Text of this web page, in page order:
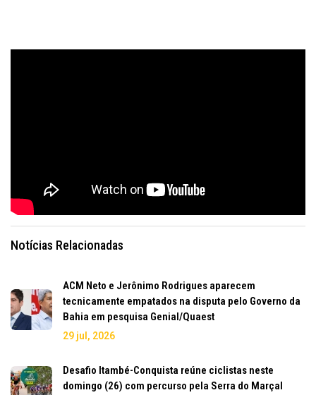
Notícias Relacionadas
ACM Neto e Jerônimo Rodrigues aparecem
tecnicamente empatados na disputa pelo Governo da
Bahia em pesquisa Genial/Quaest
29 jul, 2026
Desafio Itambé-Conquista reúne ciclistas neste
domingo (26) com percurso pela Serra do Marçal